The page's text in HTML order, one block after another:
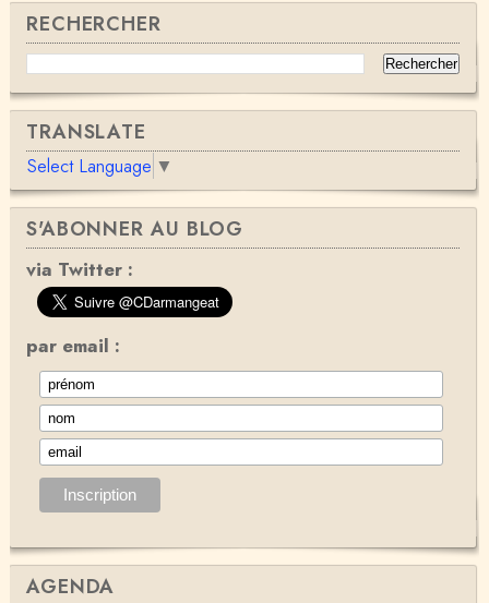
RECHERCHER
TRANSLATE
Select Language ▼
S'ABONNER AU BLOG
via Twitter :
par email :
AGENDA